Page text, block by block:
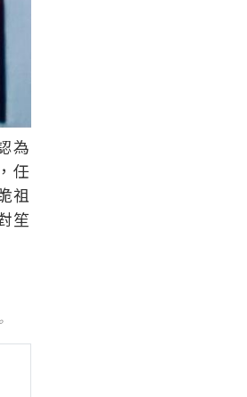
為
任
祖
笙